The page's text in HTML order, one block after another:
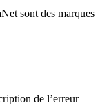
sont des marques
de l’erreur